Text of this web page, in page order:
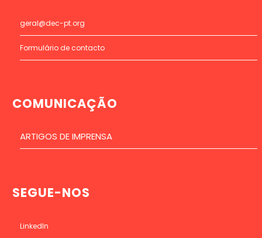
geral@dec-pt.org
Formulário de contacto
COMUNICAÇÃO
ARTIGOS DE IMPRENSA
SEGUE-NOS
LinkedIn